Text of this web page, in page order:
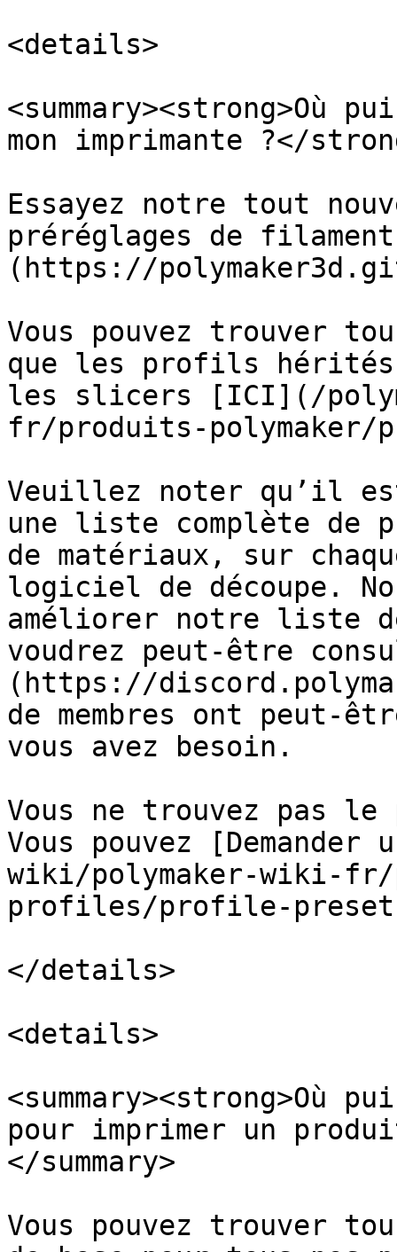
<details>
mon imprimante ?</
Essayez notre tout
préréglages de
(https://
Vous pouvez trouver
que les profils hérités
les slicers [ICI](/
fr/produits-
Veuillez noter qu’il
une liste complète de
de matériaux, sur
logiciel de découpe.
améliorer notre liste
voudrez peut-être
(https://
de membres ont peut-
vous avez besoin.
Vous ne trouvez pas
Vous pouvez
wiki/polymaker-wiki-
profiles/profile-
</details>
<details>
<summary><strong>Où
pour imprimer un
</summary>
Vous pouvez trouver